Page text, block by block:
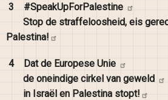
3
#SpeakUpForPalestine
Stop de straffeloosheid, eis
Palestina!
4 Dat de Europese Unie
de oneindige cirkel van geweld
in Israël en Palestina stopt!